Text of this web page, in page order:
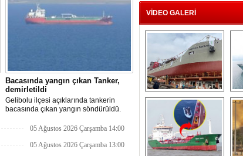
Bacasında yangın çıkan Tanker,
demirletildi
Gelibolu ilçesi açıklarında tankerin
bacasında çıkan yangın söndürüldü.
Sahası'na demirletildi.
05 Ağustos 2026 Çarşamba 14:00
05 Ağustos 2026 Çarşamba 13:00
VİDEO GALERİ
Çeksan Tersanesi,
Başaran Bayrak
tankerini suya
indirdi